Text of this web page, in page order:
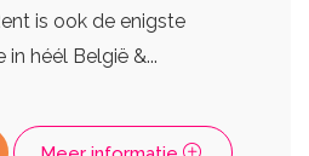
is ook de enigste
héél België &...